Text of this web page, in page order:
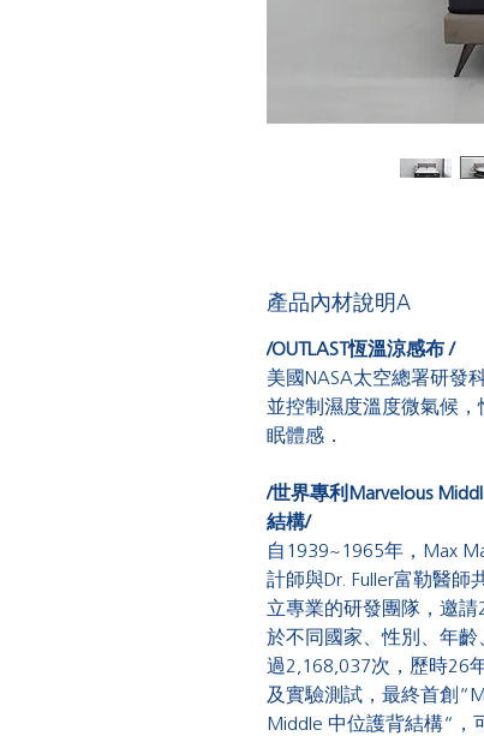
產品內材說明A
/OUTLAST恆溫涼感布/
美國 NASA太空總署研發
並控制濕度溫度微氣候，
眠體感．
/世界專利 Marvelous
結構/
自 1939~1965年， Max
計師與Dr. Fuller富勒醫師
立專業的研發團隊，邀請
於不同國家、性別、年齡
過2,168,037次，歷時26
及實驗測試，最終首創
Middle 中位護背結構“ ，